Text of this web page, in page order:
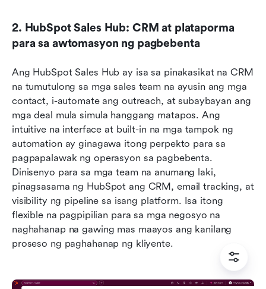
2. HubSpot Sales Hub: CRM at plataporma
para sa awtomasyon ng pagbebenta
Ang HubSpot Sales Hub ay isa sa pinakasikat na CRM
na tumutulong sa mga sales team na ayusin ang mga
contact, i-automate ang outreach, at subaybayan ang
mga deal mula simula hanggang matapos. Ang
intuitive na interface at built-in na mga tampok ng
automation ay ginagawa itong perpekto para sa
pagpapalawak ng operasyon sa pagbebenta.
Dinisenyo para sa mga team na anumang laki,
pinagsasama ng HubSpot ang CRM, email tracking, at
visibility ng pipeline sa isang platform. Isa itong
flexible na pagpipilian para sa mga negosyo na
naghahanap na gawing mas maayos ang kanilang
proseso ng paghahanap ng kliyente.